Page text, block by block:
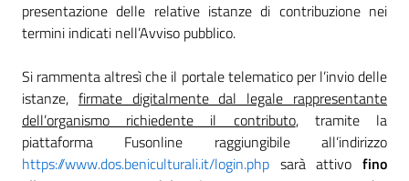
presentazione delle relative istanze di contribuzione nei
termini indicati nell’Avviso pubblico.
Si rammenta altresì che il portale telematico per l’invio delle
istanze, firmate digitalmente dal legale rappresentante
dell’organismo richiedente il contributo, tramite la
piattaforma Fusonline raggiungibile all’indirizzo
https://www.dos.beniculturali.it/login.php sarà attivo fino